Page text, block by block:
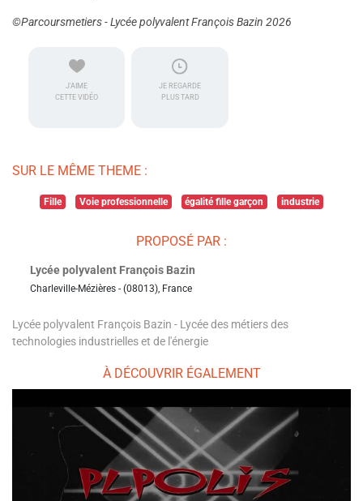
©Parcoursmetiers - Lycée polyvalent François Bazin 2026
J'AIME
CETTE VIDÉO
JE REGARDE
PLUS TARD
SUR LE MÊME THEME :
Fille Voie professionnelle égalité fille garçon industrie
PROPOSÉ PAR :
Lycée polyvalent François Bazin
Charleville-Mézières - (08013), France
Lycée polyvalent François Bazin - Lycée des métiers des
technologies industrielles et de l'énergie
À DÉCOUVRIR ÉGALEMENT